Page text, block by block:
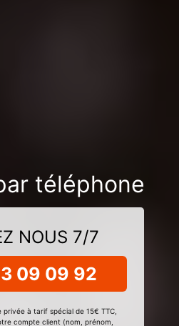
téléphone
NOUS 7/7
09 09 92
à tarif spécial de 15€ TTC,
compte client (nom, prénom,